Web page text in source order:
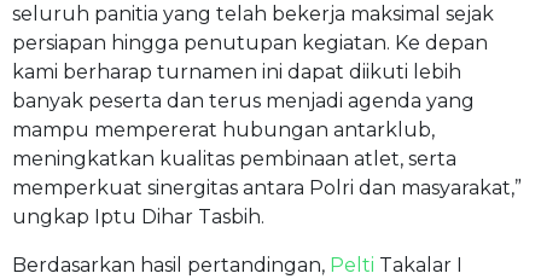
seluruh panitia yang telah bekerja maksimal sejak
persiapan hingga penutupan kegiatan. Ke depan
kami berharap turnamen ini dapat diikuti lebih
banyak peserta dan terus menjadi agenda yang
mampu mempererat hubungan antarklub,
meningkatkan kualitas pembinaan atlet, serta
memperkuat sinergitas antara Polri dan masyarakat,”
ungkap Iptu Dihar Tasbih.
Berdasarkan hasil pertandingan, Pelti Takalar I